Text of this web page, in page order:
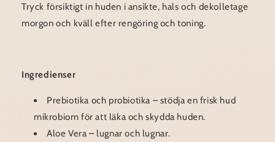
Tryck försiktigt in huden i ansikte, hals och dekolletage
morgon och kväll efter rengöring och toning.
Ingredienser
Prebiotika och probiotika – stödja en frisk hud
mikrobiom för att läka och skydda huden.
Aloe Vera – lugnar och lugnar.